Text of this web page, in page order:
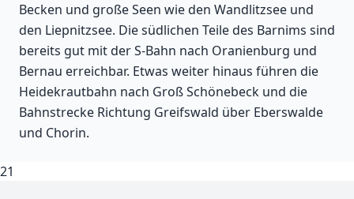
Becken und große Seen wie den Wandlitzsee und
den Liepnitzsee. Die südlichen Teile des Barnims sind
bereits gut mit der S-Bahn nach Oranienburg und
Bernau erreichbar. Etwas weiter hinaus führen die
Heidekrautbahn nach Groß Schönebeck und die
Bahnstrecke Richtung Greifswald über Eberswalde
und Chorin.
21